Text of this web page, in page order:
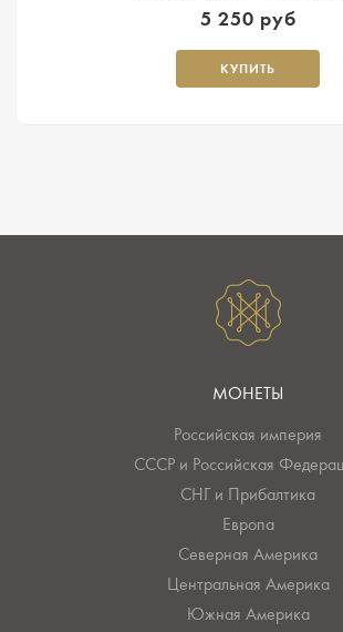
5 250 руб
КУПИТЬ
МОНЕТЫ
Российская империя
СССР и Российская
СНГ и Прибалтика
Европа
Северная Америка
Центральная Америка
Южная Америка